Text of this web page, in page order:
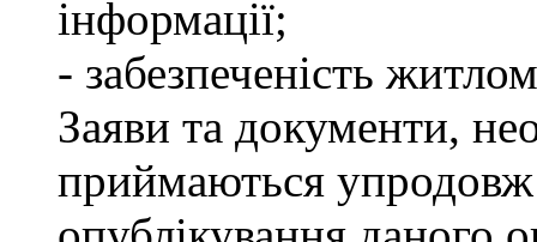
інформації;
- забезпеченість
Заяви та документи,
приймаються упродовж